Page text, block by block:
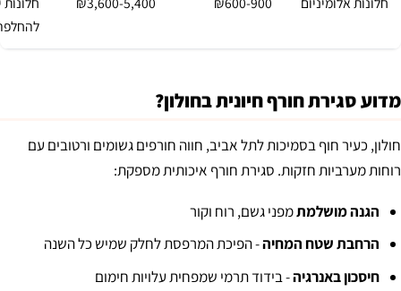
מדוע סגירת חורף חיונית בחולון?
חולון, כעיר חוף בסמיכות לתל אביב, חווה חורפים גשומים ורטובים עם
רוחות מערביות חזקות. סגירת חורף איכותית מספקת:
הגנה מושלמתמפני גשם, רוח וקור
הרחבת שטח המחיה- הפיכת המרפסת לחלק שמיש כל השנה
חיסכון באנרגיה- בידוד תרמי שמפחית עלויות חימום